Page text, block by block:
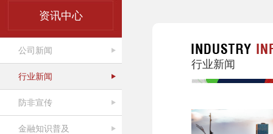
资讯中心
公司新闻
行业新闻
防非宣传
金融知识普及
行业新闻